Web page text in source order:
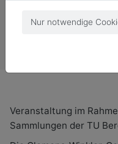
Veranstaltung im
Sammlungen der TU
Nur notwendige